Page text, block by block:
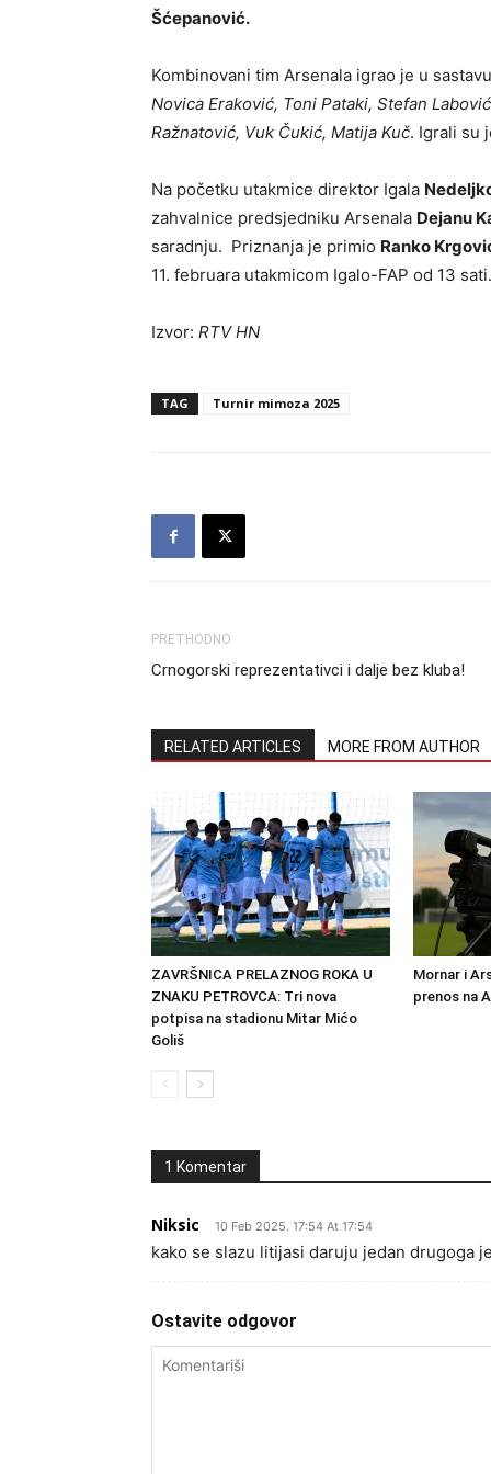
Šćepanović.
Kombinovani tim Arsenala igrao je u
Novica Eraković, Toni Pataki, Stefan
Ražnatović, Vuk Čukić, Matija Kuč. Igrali su
Na početku utakmice direktor Igala
zahvalnice predsjedniku Arsenala Dejanu
saradnju. Priznanja je primio Ranko
11. februara utakmicom Igalo-FAP od 13 sati.
Izvor: RTV HN
TAG Turnir mimoza 2025
PRETHODNO
Crnogorski reprezentativci i dalje bez kluba!
RELATED ARTICLES MORE FROM AUTHOR
ZAVRŠNICA PRELAZNOG ROKA U
ZNAKU PETROVCA: Tri nova
potpisa na stadionu Mitar Mićo
Goliš
Mornar i
prenos na
1 Komentar
Niksic 10 Feb 2025. 17:54 At 17:54
kako se slazu litijasi daruju jedan drugoga
Ostavite odgovor